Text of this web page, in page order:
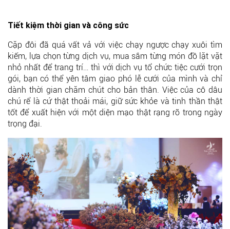
Tiết kiệm thời gian và công sức
Cặp đôi đã quá vất vả với việc chạy ngược chạy xuôi tìm
kiếm, lựa chọn từng dịch vụ, mua sắm từng món đồ lặt vặt
nhỏ nhất để trang trí… thì với dịch vụ tổ chức tiệc cưới trọn
gói, bạn có thể yên tâm giao phó lễ cưới của mình và chỉ
dành thời gian chăm chút cho bản thân. Việc của cô dâu
chú rể là cứ thật thoải mái, giữ sức khỏe và tinh thần thật
tốt để xuất hiện với một diện mạo thật rạng rỡ trong ngày
trọng đại.